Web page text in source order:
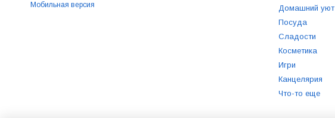
Мобильная версия
Домашний уют
Посуда
Сладости
Косметика
Игри
Канцелярия
Что-то еще